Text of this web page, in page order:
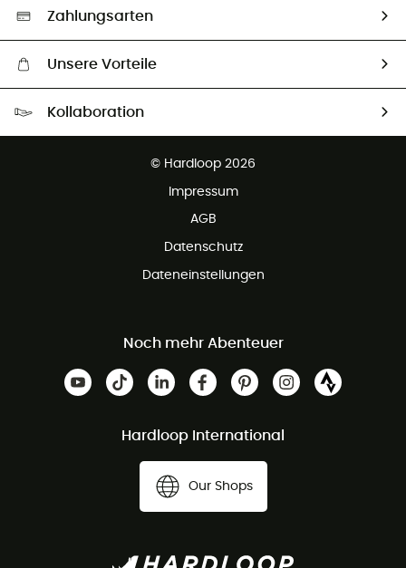
Auswahl an nachhaltigen Produkten
Zahlungsarten
Unsere Vorteile
Kollaboration
© Hardloop 2026
Impressum
AGB
Datenschutz
Dateneinstellungen
Noch mehr Abenteuer
Hardloop International
Our Shops